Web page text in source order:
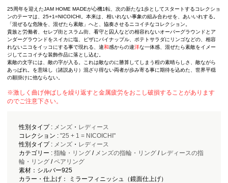
25周年を迎えたJAM HOME MADEが心機1転、次の新たな1歩としてスタートするコレクショ
ンのテーマは、25+1=NICOICHI。本来は、相いれない事象の組み合わせを、あいいれする。
「混ぜるな危険を、混ぜたら素敵」へと、協奏させるニコイチなコレクション。
貴族と労働者、セレブ街とスラム街、看守と囚人などの相容れないオーバーグラウンドとア
ンダーグラウンドをスイカに塩、ピザにパイナップル、ポテトサラダにリンゴなどの、相容
れないニコをイッコにする事で現れる、違和感からの違洋な一体感、混ぜたら素敵をイメー
ジしてニコイチな装飾作品に落とし込む。
素敵の文字には、敵の字が入る。これは敵なのに勝算してしまう程の素晴らしさ、敵ながら
あっぱれ。を意味し（諸説あり）混ざり得ない両者が歩み寄る事に期待を込めた、世界平穏
の願掛けに他ならない。
※激しく曲げ伸ばしを繰り返すと金属疲労をおこし破損することがあります
のでご注意下さい。
性別タイプ : メンズ・ レディース
コレクション : "25 + 1 = NICOICHI"
性別タイプ : メンズ・ レディース
カテゴリー : 指輪・リング/ メンズの指輪・リング/ レディースの指
輪・リング/ペアリング
素材：シルバー925
カラー・仕上げ： ミラーフィニッシュ（鏡面仕上げ）